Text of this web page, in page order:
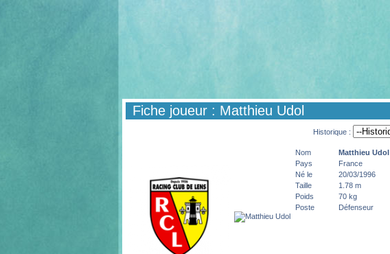
Fiche joueur : Matthieu Udol
Historique :
Nom Matthieu Udol
Pays
France
Né le
20/03/1996
Taille
1.78 m
Poids
70 kg
Poste
Défenseur